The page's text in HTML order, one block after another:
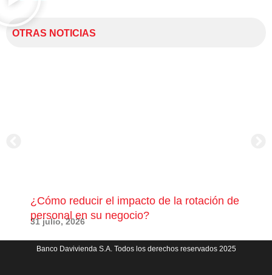
OTRAS NOTICIAS
¿Cómo reducir el impacto de la rotación de
personal en su negocio?
31 julio, 2026
Banco Davivienda S.A. Todos los derechos reservados 2025